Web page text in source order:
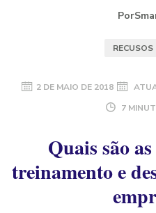
2 DE MAIO DE 2018
7
Quais são
treinamento e